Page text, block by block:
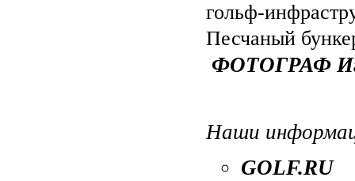
гольф-
Песчаный
ФОТОГРАФ
Наши
GOLF.RU